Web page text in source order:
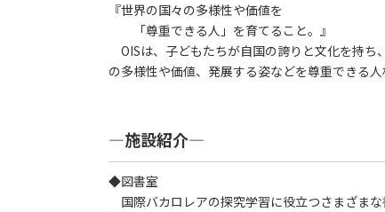
『世界の国々の多様性や価値を
「尊重できる人」を育てること。』
OISは、子どもたちが自国の誇りと文化を持ち
の多様性や価値、発展する姿などを尊重できる
―施設紹介―
◆図書室
国際バカロレアの探究学習に役立つさまざま